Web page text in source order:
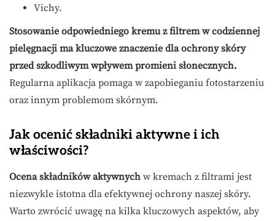
Vichy.
Stosowanie odpowiedniego kremu z filtrem w codziennej
pielęgnacji ma kluczowe znaczenie dla ochrony skóry
przed szkodliwym wpływem promieni słonecznych.
Regularna aplikacja pomaga w zapobieganiu fotostarzeniu
oraz innym problemom skórnym.
Jak ocenić składniki aktywne i ich
właściwości?
Ocena składników aktywnych w kremach z filtrami jest
niezwykle istotna dla efektywnej ochrony naszej skóry.
Warto zwrócić uwagę na kilka kluczowych aspektów, aby